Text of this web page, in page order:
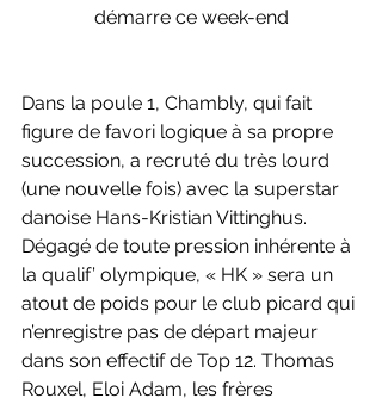
démarre ce week-end
Dans la poule 1, Chambly, qui fait
figure de favori logique à sa propre
succession, a recruté du très lourd
(une nouvelle fois) avec la superstar
danoise Hans-Kristian Vittinghus.
Dégagé de toute pression inhérente à
la qualif’ olympique, « HK » sera un
atout de poids pour le club picard qui
n’enregistre pas de départ majeur
dans son effectif de Top 12. Thomas
Rouxel, Eloi Adam, les frères